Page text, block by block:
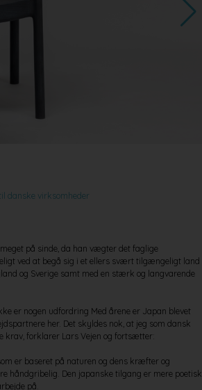
danske virksomheder
på sinde, da han vægter det faglige
ved at begå sig i et ellers svært tilgængeligt land
og Sverige samt med en stærk og langvarende
er nogen udfordring Med årene er Japan blevet
her. Det skyldes nok, at jeg som dansk
krav, forklarer Lars Vejen og fortsætter:
er baseret på naturen og dens kræfter og
håndgribelig. Den japanske tilgang er mere poetisk,
på.